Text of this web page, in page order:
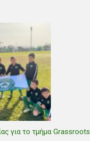
για το τμήμα Grassroots